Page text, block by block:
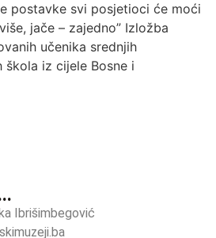
postavke svi posjetioci će moći
jače – zajedno” Izložba
učenika srednjih
iz cijele Bosne i
Ibrišimbegović